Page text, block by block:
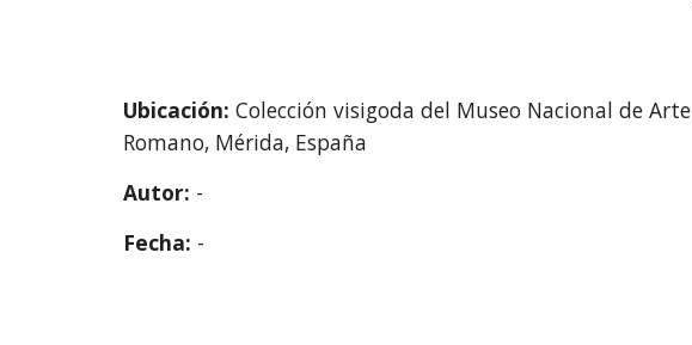
Ubicación: Colección visigoda del Museo Nacional de Arte
Romano, Mérida, España
Autor: -
Fecha: -